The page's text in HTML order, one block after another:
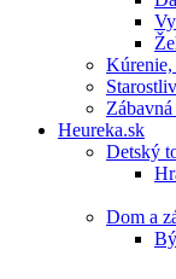
Heureka.sk
Detský
Dom a